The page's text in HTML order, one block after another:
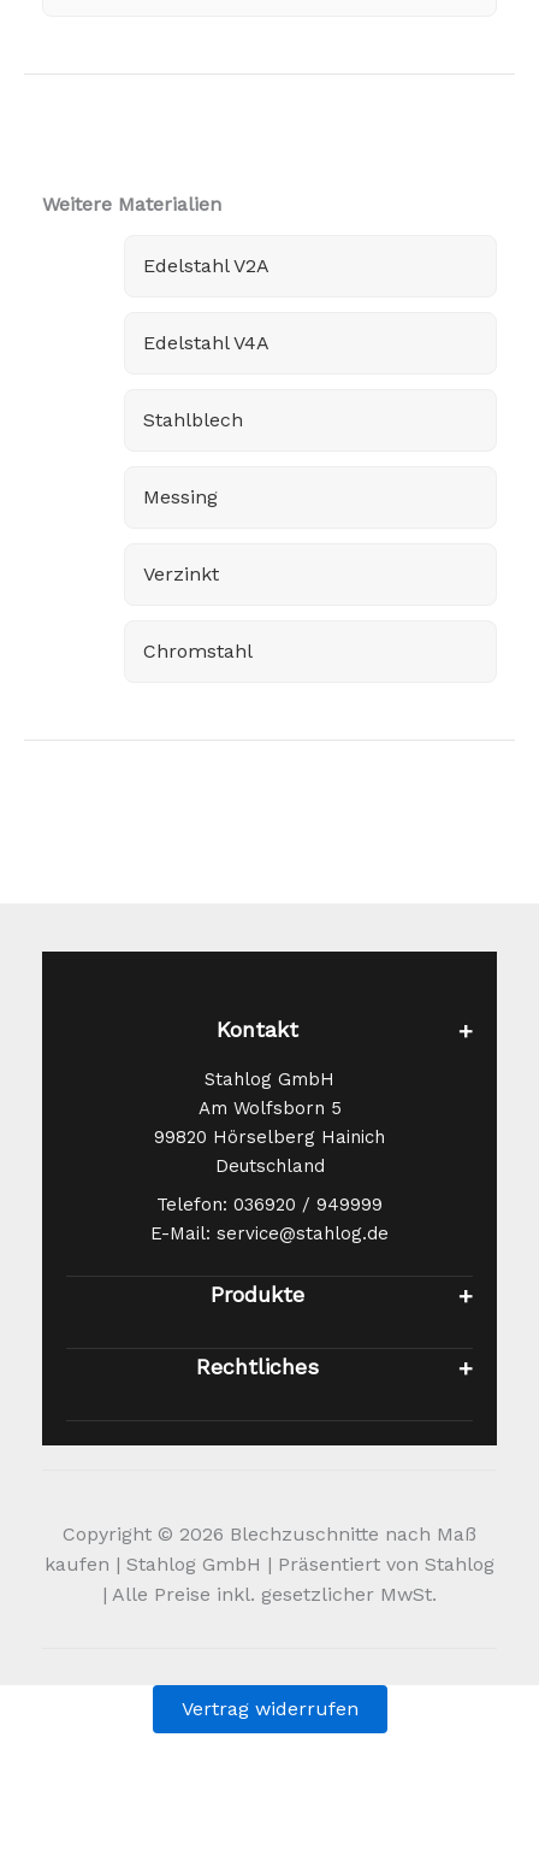
Weitere Materialien
Edelstahl V2A
Edelstahl V4A
Stahlblech
Messing
Verzinkt
Chromstahl
Kontakt
Stahlog GmbH
Am Wolfsborn 5
99820 Hörselberg Hainich
Deutschland
Telefon: 036920 / 949999
E-Mail: service@stahlog.de
Produkte
Rechtliches
Copyright © 2026 Blechzuschnitte nach Maß
kaufen | Stahlog GmbH | Präsentiert von Stahlog
| Alle Preise inkl. gesetzlicher MwSt.
Vertrag widerrufen